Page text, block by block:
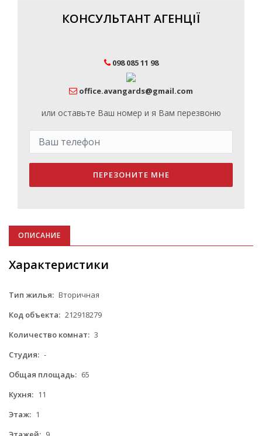
КОНСУЛЬТАНТ АГЕНЦІЇ
098 085 11 98
office.avangards@gmail.com
или оставьте Ваш номер и я Вам перезвоню
ПЕРЕЗОНИТЕ МНЕ
ОПИСАНИЕ
Характеристики
Тип жилья: Вторичная
Код объекта: 212918279
Количество комнат: 3
Студия: -
Общая площадь: 65
Кухня: 11
Этаж: 1